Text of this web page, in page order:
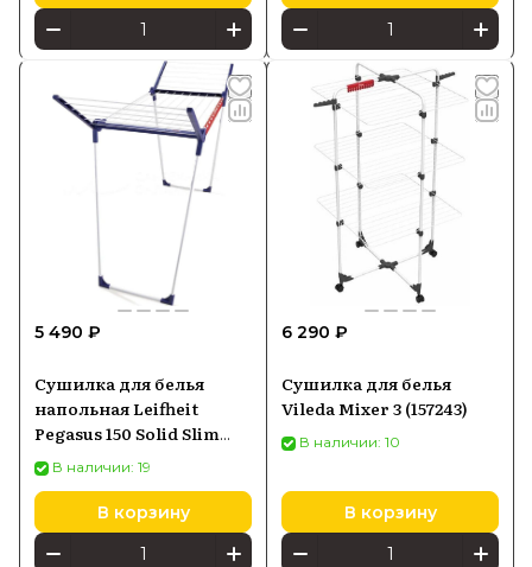
5 490 ₽
Сушилка для белья
напольная Leifheit
Pegasus 150 Solid Slim
(81570)
В наличии: 19
В корзину
6 290 ₽
Сушилка для белья
Vileda Mixer 3 (157243)
В наличии: 10
В корзину